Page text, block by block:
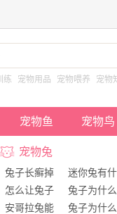
练 宠物用品 宠物喂养 宠物
宠物鱼 宠物鸟
宠物兔
兔子长癣掉
迷你兔有什
怎么让兔子
兔子为什么
安哥拉兔能
兔子为什么